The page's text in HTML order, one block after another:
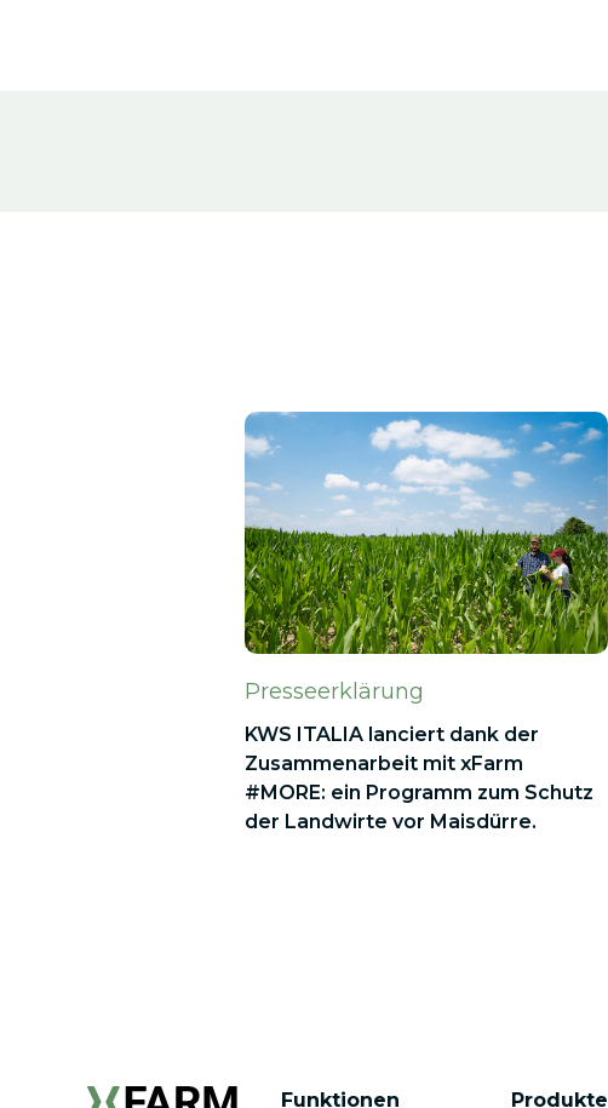
Presseerklärung
KWS ITALIA lanciert dank der
Zusammenarbeit mit xFarm
#MORE: ein Programm zum Schutz
der Landwirte vor Maisdürre.
Funktionen Produkte